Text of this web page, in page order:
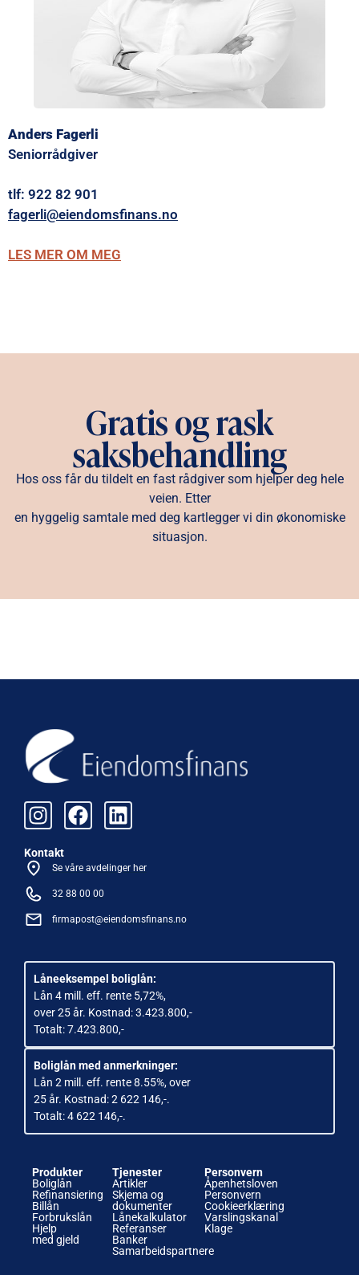
Anders Fagerli
Seniorrådgiver
tlf: 922 82 901
fagerli@eiendomsfinans.no
LES MER OM MEG
Gratis og rask
saksbehandling
Hos oss får du tildelt en fast rådgiver som hjelper deg hele
veien. Etter
en hyggelig samtale med deg kartlegger vi din økonomiske
situasjon.
Kontakt
Se våre avdelinger her
32 88 00 00
firmapost@eiendomsfinans.no
Låneeksempel boliglån:
Lån 4 mill. eff. rente 5,72%,
over 25 år. Kostnad: 3.423.800,-
Totalt: 7.423.800,-
Boliglån med anmerkninger:
Lån 2 mill. eff. rente 8.55%, over
25 år. Kostnad: 2 622 146,-.
Totalt: 4 622 146,-.
Produkter
Boliglån
Refinansiering
Billån
Forbrukslån
Hjelp
med gjeld
Tjenester
Artikler
Skjema og
dokumenter
Lånekalkulator
Referanser
Banker
Samarbeidspartnere
Personvern
Åpenhetsloven
Personvern
Cookieerklæring
Varslingskanal
Klage